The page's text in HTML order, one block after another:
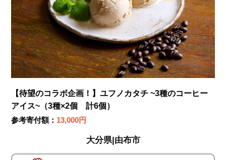
【待望のコラボ企画！】ユフノカタチ ~3種のコーヒー
アイス~（3種×2個 計6個）
参考寄付額： 13,000円
大分県|由布市